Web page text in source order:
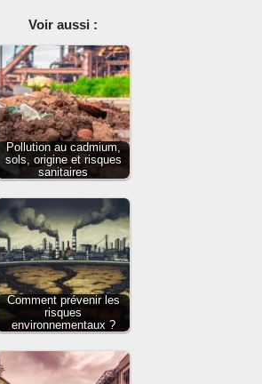
Voir aussi :
Pollution au cadmium,
sols, origine et risques
sanitaires
Comment prévenir les
risques
environnementaux ?